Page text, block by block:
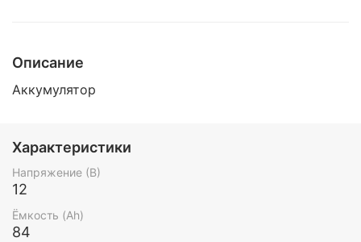
Описание
Аккумулятор
Характеристики
Напряжение (В)
12
Ёмкость (Ah)
84